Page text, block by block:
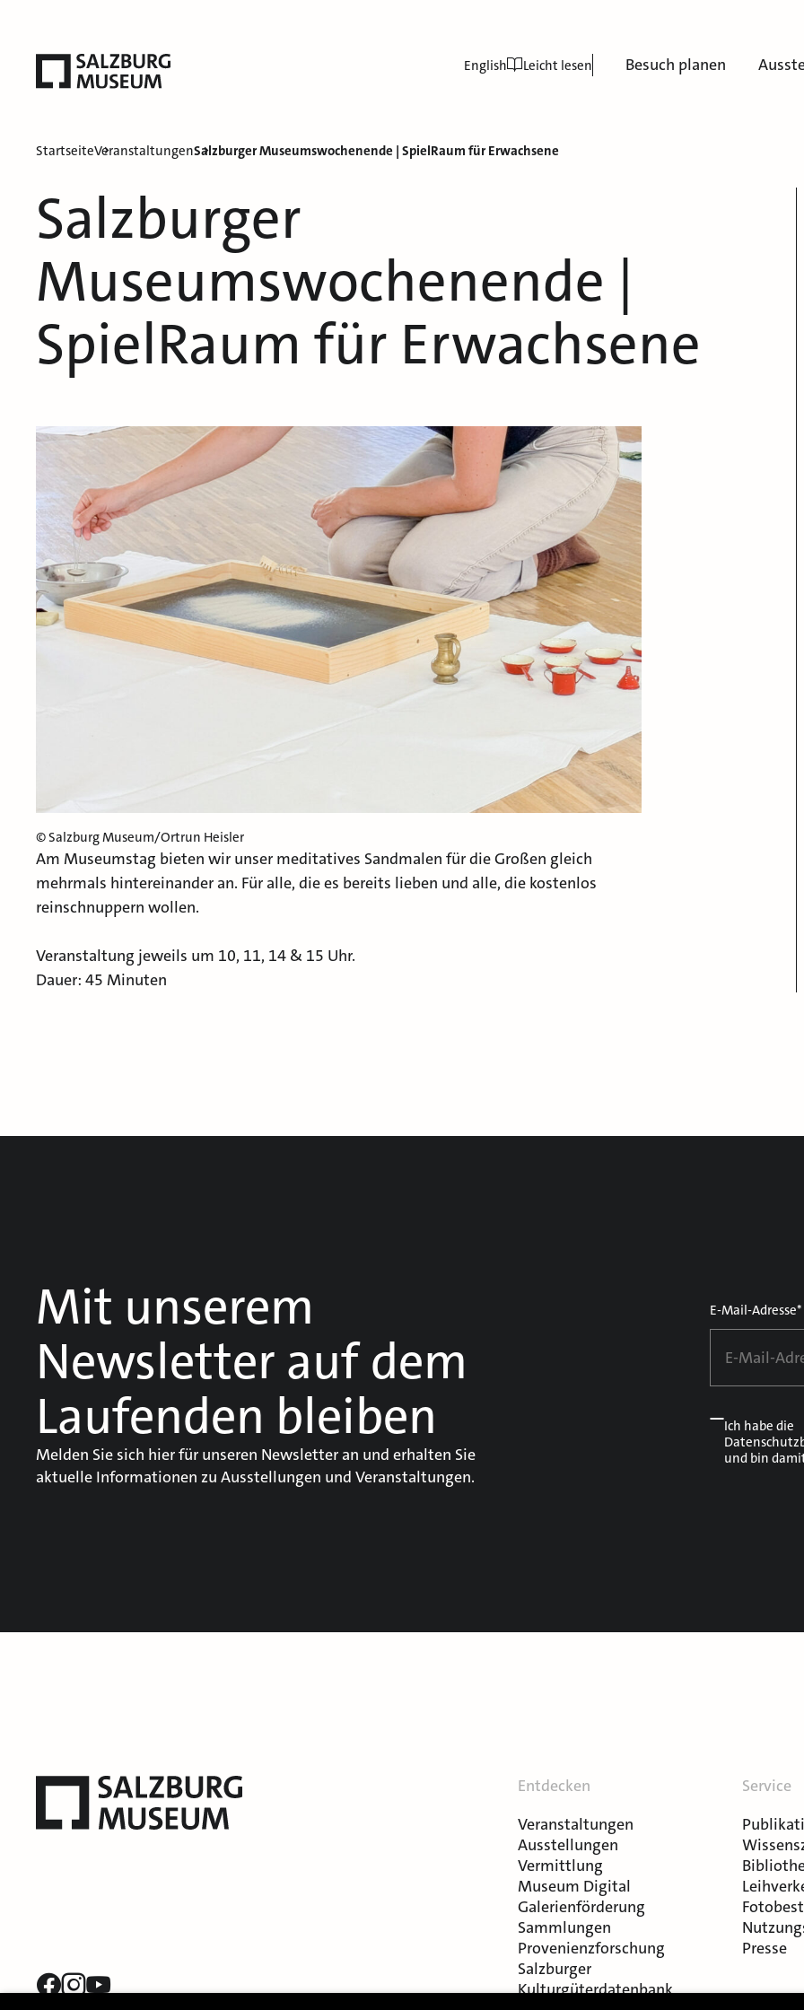
Besuch planen
English Leicht lesen
StartseiteVeranstaltungenSalzburger Museumswochenende | SpielRaum für Erwachsene
Salzburger
Museumswochenende |
SpielRaum für Erwachsene
© Salzburg Museum/Ortrun Heisler
Am Museumstag bieten wir unser meditatives Sandmalen für die Großen gleich
mehrmals hintereinander an. Für alle, die es bereits lieben und alle, die kostenlos
reinschnuppern wollen.
Veranstaltung jeweils um 10, 11, 14 & 15 Uhr.
Dauer: 45 Minuten
Mit unserem
Newsletter auf dem
Laufenden bleiben
Melden Sie sich hier für unseren Newsletter an und erhalten Sie
aktuelle Informationen zu Ausstellungen und Veranstaltungen.
E-Mail-Adresse*
Ich habe die
und bin
Entdecken
Veranstaltungen
Ausstellungen
Vermittlung
Museum Digital
Galerienförderung
Sammlungen
Provenienzforschung
Salzburger
Kulturgüterdatenbank
Service
Presse